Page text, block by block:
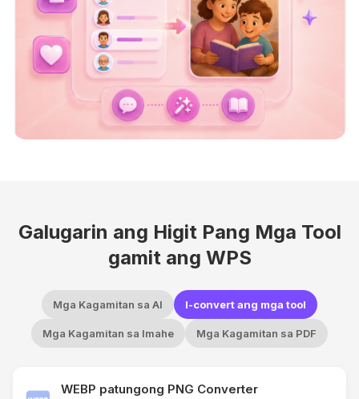
Galugarin ang Higit Pang Mga Tool
gamit ang WPS
Mga Kagamitan sa AI I-convert ang mga tool
Mga Kagamitan sa Imahe Mga Kagamitan sa PDF
WEBP patungong PNG Converter